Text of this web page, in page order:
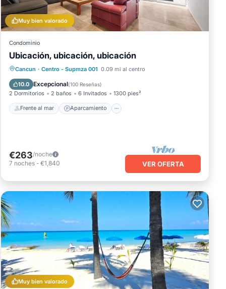
Muy bien valorado
Condominio
Ubicación, ubicación, ubicación
Cancun · Centro - Supmza 001 0.09 mi al centro
10.0 Excepcional(100 Reseñas)
2 Dormitorios 2 baños 6 Invitados 1300 pies²
Frente al mar Aparcamiento
Frente al mar Aparcamiento
Vista al mar
€263/noche
7 noches - €1,840 VER OFERTA
Muy bien valorado